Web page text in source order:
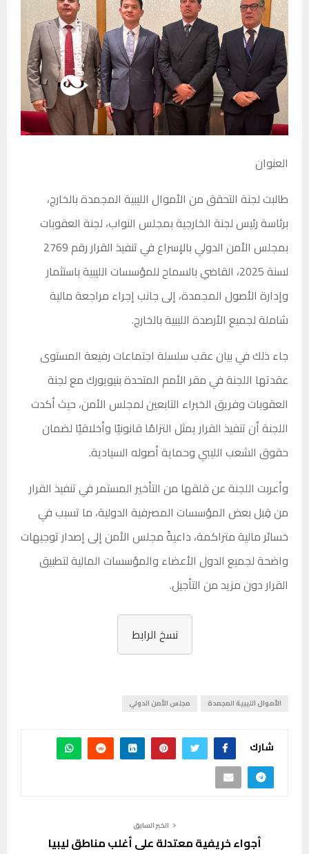
العنوان
طالبت لجنة التحقق من الأموال الليبية المجمدة بالخارج،
برئاسة رئيس لجنة الخارجية بمجلس النواب، لجنة العقوبات
بمجلس الأمن الدولي بالإسراع في تنفيذ القرار رقم 2769
لسنة 2025، القاضي بالسماح للمؤسسات الليبية باستثمار
وإدارة الأصول المجمدة، إلى جانب إجراء مراجعة مالية
شاملة لجميع الأرصدة الليبية بالخارج.
جاء ذلك في بيان عقب سلسلة اجتماعات رفيعة المستوى
عقدتها اللجنة في مقر الأمم المتحدة بنيويورك مع لجنة
العقوبات وفريق الخبراء التابعين لمجلس الأمن، حيث أكدت
اللجنة أن تنفيذ القرار يمثل التزامًا قانونيًا وأخلاقيًا لضمان
حقوق الشعب الليبي وحماية أصوله السيادية.
وأعربت اللجنة عن قلقها من التأخير المستمر في تنفيذ القرار
من قِبل بعض المؤسسات المصرفية الدولية، ما تسبب في
خسائر مالية متراكمة، داعيةً مجلس الأمن إلى إصدار توجيهات
واضحة لجميع الدول الأعضاء والمؤسسات المالية لتطبيق
القرار دون مزيد من التأجيل.
نسخ الرابط
الأموال الليبية المجمدة مجلس الأمن الدولي
شارك
الخبر السابق
أجواء خريفية معتدلة على أغلب مناطق ليبيا